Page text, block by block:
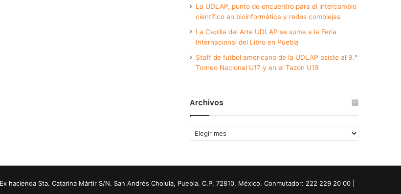
La UDLAP, punto de encuentro para el intercambio
científico en bioinformática y redes complejas
La Capilla del Arte UDLAP se suma a la Feria
Internacional del Libro en Puebla
Staff de futbol americano de la UDLAP asiste al 9.º
Torneo Nacional U17 y en el Tazón U19
Archivos
Archivos
hacienda Sta. Catarina Mártir S/N. San Andrés Cholula, Puebla. C.P. 72810. México. Conmutador: 222 229 20 00 |